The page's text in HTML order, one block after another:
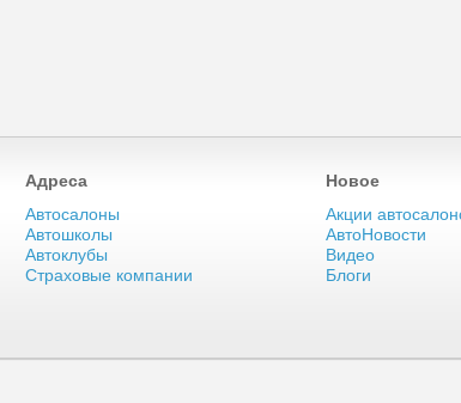
Адреса Новое
Автосалоны
Автошколы
Автоклубы
Страховые компании
Акции
АвтоНовости
Видео
Блоги